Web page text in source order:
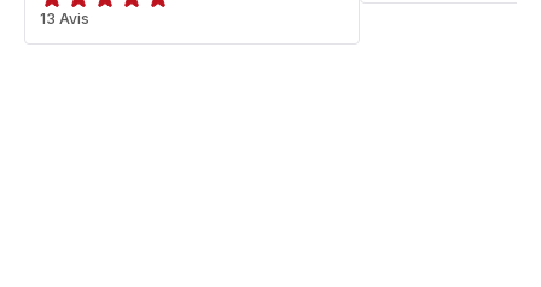
Avis
5
13 Avis